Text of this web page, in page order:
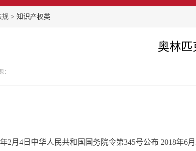
规 > 知识产权类
奥林匹
年2月4日中华人民共和国国务院令第345号公布 2018年6